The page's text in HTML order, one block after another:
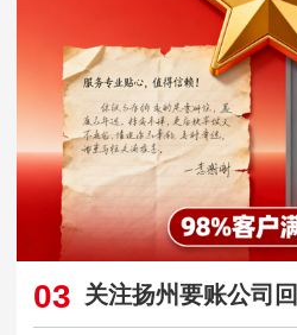
03 关注扬州要账公司